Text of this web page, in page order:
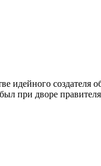
идейного создателя
при дворе